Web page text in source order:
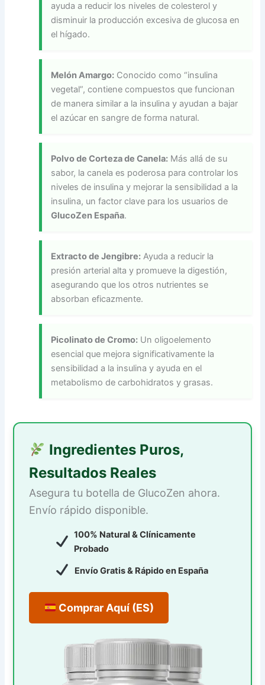
ayuda a reducir los niveles de colesterol y
disminuir la producción excesiva de glucosa en
el hígado.
Melón Amargo: Conocido como “insulina
vegetal”, contiene compuestos que funcionan
de manera similar a la insulina y ayudan a bajar
el azúcar en sangre de forma natural.
Polvo de Corteza de Canela: Más allá de su
sabor, la canela es poderosa para controlar los
niveles de insulina y mejorar la sensibilidad a la
insulina, un factor clave para los usuarios de
GlucoZen España.
Extracto de Jengibre: Ayuda a reducir la
presión arterial alta y promueve la digestión,
asegurando que los otros nutrientes se
absorban eficazmente.
Picolinato de Cromo: Un oligoelemento
esencial que mejora significativamente la
sensibilidad a la insulina y ayuda en el
metabolismo de carbohidratos y grasas.
Ingredientes Puros,
Resultados Reales
Asegura tu botella de GlucoZen ahora.
Envío rápido disponible.
100% Natural & Clínicamente
Probado
Envío Gratis & Rápido en España
Comprar Aquí (ES)